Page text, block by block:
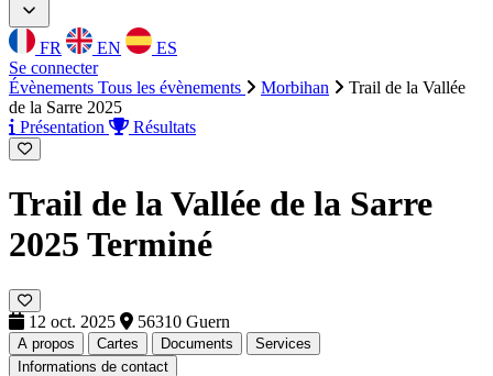
FR EN
ES
Se connecter
Évènements Tous les évènements Morbihan
Trail de la Vallée
de la Sarre 2025
Présentation
Résultats
Trail de la Vallée de la Sarre
2025 Terminé
12 oct. 2025 56310 Guern
A propos Cartes Documents
Services
Informations de contact